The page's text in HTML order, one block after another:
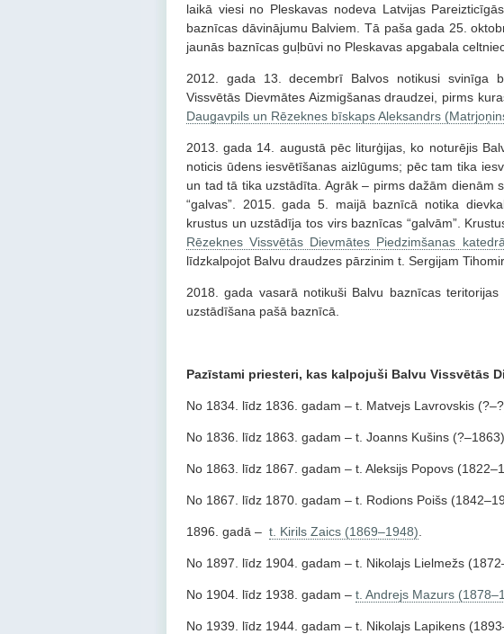
laikā viesi no Pleskavas nodeva Latvijas
baznīcas dāvinājumu Balviem. Tā paša gada 25.
jaunās baznīcas guļbūvi no Pleskavas apgabala
2012. gada 13. decembrī Balvos notikusi svinīga
Vissvētās Dievmātes Aizmigšanas draudzei, pirms
Daugavpils un Rēzeknes bīskaps Aleksandrs
2013. gada 14. augustā pēc liturģijas, ko noturējis
noticis ūdens iesvētīšanas aizlūgums; pēc tam tika
un tad tā tika uzstādīta. Agrāk – pirms dažām dienām
“galvas”. 2015. gada 5. maijā baznīcā notika
krustus un uzstādīja tos virs baznīcas “galvām”.
Rēzeknes Vissvētās Dievmātes Piedzimšanas
līdzkalpojot Balvu draudzes pārzinim t. Sergijam
2018. gada vasarā notikuši Balvu baznīcas
uzstādīšana pašā baznīcā.
Pazīstami priesteri, kas kalpojuši Balvu Vissvētās
No 1834. līdz 1836. gadam – t. Matvejs Lavrovskis
No 1836. līdz 1863. gadam – t. Joanns Kušins (?–1863).
No 1863. līdz 1867. gadam – t. Aleksijs Popovs
No 1867. līdz 1870. gadam – t. Rodions Poišs
1896. gadā – t. Kirils Zaics (1869–1948)
No 1897. līdz 1904. gadam – t. Nikolajs Lielmežs
No 1904. līdz 1938. gadam – t. Andrejs Mazurs
No 1939. līdz 1944. gadam – t. Nikolajs Lapikens